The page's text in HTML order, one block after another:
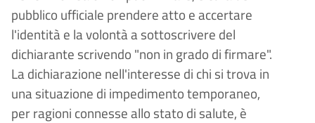
pubblico ufficiale prendere atto e accertare
l'identità e la volontà a sottoscrivere del
dichiarante scrivendo "non in grado di firmare".
La dichiarazione nell'interesse di chi si trova in
una situazione di impedimento temporaneo,
per ragioni connesse allo stato di salute, è